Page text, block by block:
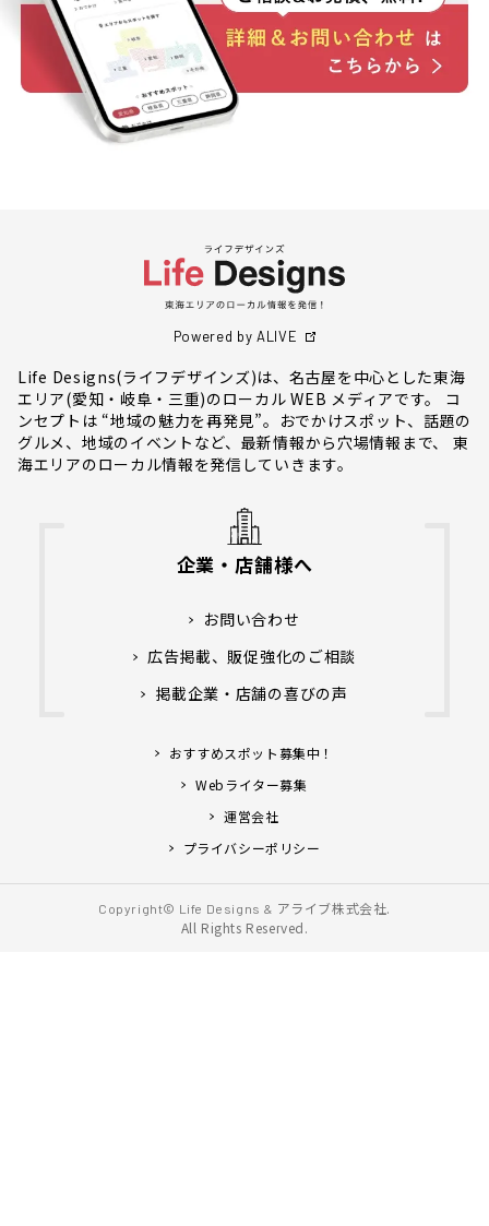
Powered by ALIVE
Life Designs(ライフデザインズ)は、名古屋を中心とした東海
エリア(愛知・岐阜・三重)のローカル WEB メディアです。 コ
ンセプトは “地域の魅力を再発見”。おでかけスポット、話題の
グルメ、地域のイベントなど、最新情報から穴場情報まで、 東
海エリアのローカル情報を発信していきます。
企業・店舗様へ
お問い合わせ
広告掲載、販促強化のご相談
掲載企業・店舗の喜びの声
おすすめスポット募集中！
Webライター募集
運営会社
プライバシーポリシー
Copyright© Life Designs & アライブ株式会社.
All Rights Reserved.